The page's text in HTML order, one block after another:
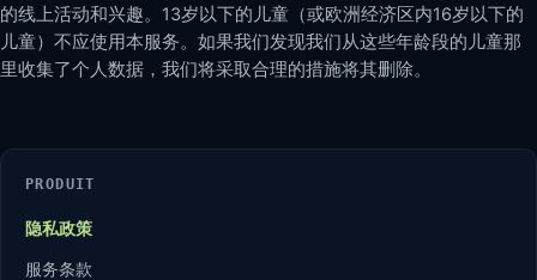
的线上活动和兴趣。13岁以下的儿童（或欧洲经济区内16岁以下的
儿童）不应使用本服务。如果我们发现我们从这些年龄段的儿童那
里收集了个人数据，我们将采取合理的措施将其删除。
PRODUIT
隐私政策
服务条款